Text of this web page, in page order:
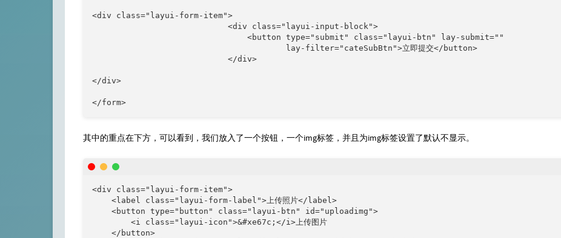
<div class="layui-form-item">
                            <div class="layui-input-block">
                                <button type="submit" class="layui-btn" lay-submit=""
                                        lay-filter="cateSubBtn">立即提交</button>
                            </div>
</div>
</form>
其中的重点在下方，可以看到，我们放入了一个按钮，一个img标签，并且为img标签设置了默认不显示。
<div class="layui-form-item">
    <label class="layui-form-label">上传照片</label>
    <button type="button" class="layui-btn" id="uploadimg">
        <i class="layui-icon">&#xe67c;</i>上传图片
    </button>